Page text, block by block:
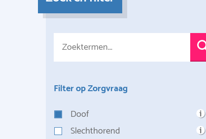
Filter op Zorgvraag
Doof
Slechthorend